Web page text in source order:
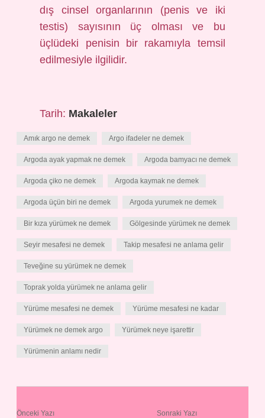
dış cinsel organlarının (penis ve iki
testis) sayısının üç olması ve bu
üçlüdeki penisin bir rakamıyla temsil
edilmesiyle ilgilidir.
Tarih: Makaleler
Amık argo ne demek Argo ifadeler ne demek
Argoda ayak yapmak ne demek Argoda bamyacı ne demek
Argoda çiko ne demek Argoda kaymak ne demek
Argoda üçün biri ne demek Argoda yurumek ne demek
Bir kıza yürümek ne demek Gölgesinde yürümek ne demek
Seyir mesafesi ne demek Takip mesafesi ne anlama gelir
Teveğine su yürümek ne demek
Toprak yolda yürümek ne anlama gelir
Yürüme mesafesi ne demek Yürüme mesafesi ne kadar
Yürümek ne demek argo Yürümek neye işarettir
Yürümenin anlamı nedir
Önceki Yazı Sonraki Yazı